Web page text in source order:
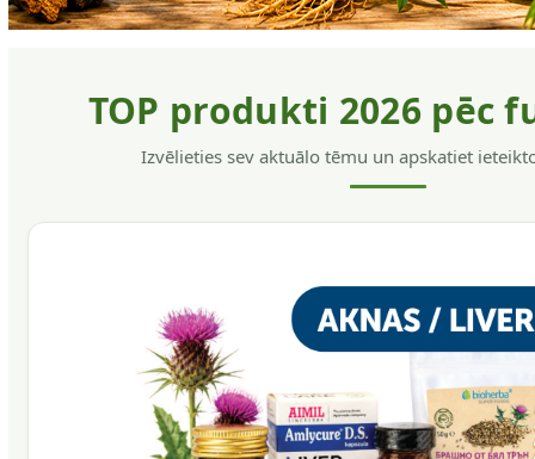
TOP produkti 2026 pēc
Izvēlieties sev aktuālo tēmu un apskatiet